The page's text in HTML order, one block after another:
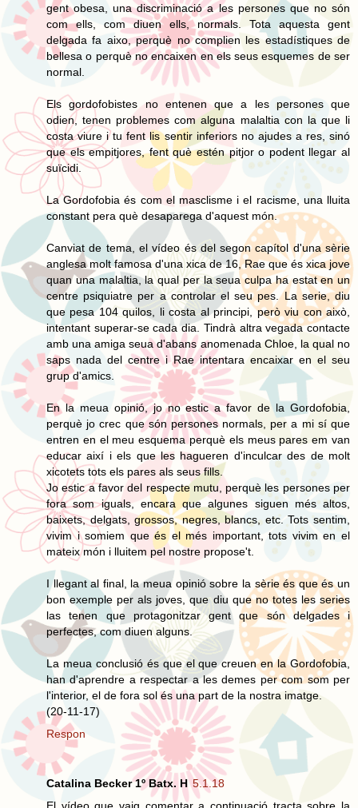
gent obesa, una discriminació a les persones que no són
com ells, com diuen ells, normals. Tota aquesta gent
delgada fa aixo, perquè no complien les estadístiques de
bellesa o perquè no encaixen en els seus esquemes de ser
normal.
Els gordofobistes no entenen que a les persones que
odien, tenen problemes com alguna malaltia con la que li
costa viure i tu fent lis sentir inferiors no ajudes a res, sinó
que els empitjores, fent què estén pitjor o podent llegar al
suïcidi.
La Gordofobia és com el masclisme i el racisme, una lluita
constant pera què desaparega d'aquest món.
Canviat de tema, el vídeo és del segon capítol d'una sèrie
anglesa molt famosa d'una xica de 16, Rae que és xica jove
quan una malaltia, la qual per la seua culpa ha estat en un
centre psiquiatre per a controlar el seu pes. La serie, diu
que pesa 104 quilos, li costa al principi, però viu con això,
intentant superar-se cada dia. Tindrà altra vegada contacte
amb una amiga seua d'abans anomenada Chloe, la qual no
saps nada del centre i Rae intentara encaixar en el seu
grup d'amics.
En la meua opinió, jo no estic a favor de la Gordofobia,
perquè jo crec que són persones normals, per a mi sí que
entren en el meu esquema perquè els meus pares em van
educar així i els que les hagueren d'inculcar des de molt
xicotets tots els pares als seus fills.
Jo estic a favor del respecte mutu, perquè les persones per
fora som iguals, encara que algunes siguen més altos,
baixets, delgats, grossos, negres, blancs, etc. Tots sentim,
vivim i somiem que és el més important, tots vivim en el
mateix món i lluitem pel nostre propose't.
I llegant al final, la meua opinió sobre la sèrie és que és un
bon exemple per als joves, que diu que no totes les series
las tenen que protagonitzar gent que són delgades i
perfectes, com diuen alguns.
La meua conclusió és que el que creuen en la Gordofobia,
han d'aprendre a respectar a les demes per com som per
l'interior, el de fora sol és una part de la nostra imatge.
(20-11-17)
Respon
Catalina Becker 1º Batx. H 5.1.18
El vídeo que vaig comentar a continuació tracta sobre la